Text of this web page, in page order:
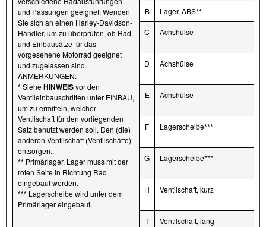
und Passungen geeignet. Wenden
Sie sich an einen Harley-Davidson-
Händler, um zu überprüfen, ob Rad
und Einbausätze für das
vorgesehene Motorrad geeignet
und zugelassen sind.
ANMERKUNGEN:
* SieheHINWEISvor den
Ventileinbauschritten unter EINBAU,
um zu ermitteln, welcher
Ventilschaft für den vorliegenden
Satz benutzt werden soll. Den (die)
anderen Ventilschaft (Ventilschäfte)
entsorgen.
** Primärlager. Lager muss mit der
roten Seite in Richtung Rad
eingebaut werden.
*** Lagerscheibe wird unter dem
Primärlager eingebaut.
B Lager, ABS**
C Achshülse
D Achshülse
E Achshülse
F Lagerscheibe***
G Lagerscheibe***
H Ventilschaft, kurz
I Ventilschaft, lang